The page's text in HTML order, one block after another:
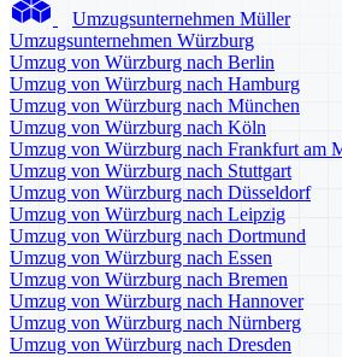
Umzugsunternehmen Müller
Umzugsunternehmen Würzburg
Umzug von Würzburg nach Berlin
Umzug von Würzburg nach Hamburg
Umzug von Würzburg nach München
Umzug von Würzburg nach Köln
Umzug von Würzburg nach Frankfurt am
Umzug von Würzburg nach Stuttgart
Umzug von Würzburg nach Düsseldorf
Umzug von Würzburg nach Leipzig
Umzug von Würzburg nach Dortmund
Umzug von Würzburg nach Essen
Umzug von Würzburg nach Bremen
Umzug von Würzburg nach Hannover
Umzug von Würzburg nach Nürnberg
Umzug von Würzburg nach Dresden